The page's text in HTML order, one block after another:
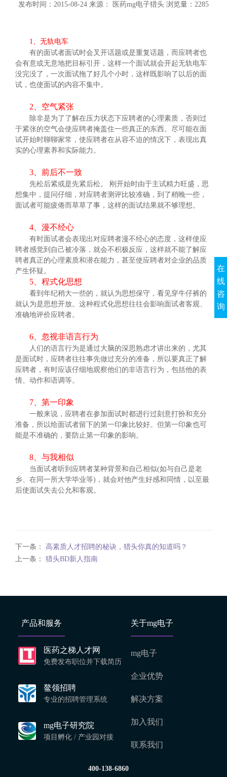
发布时间：2015-08-24 来源： 医药mg电子猎头 浏览量：2285
1、无轨电车
有的面试者面试时会叉开话题或是重复话题，而应聘者也
会有意或无意地把目标引开，这样一个面试就会开起无轨电车
没完没了，一次面试拖了好几个小时，这样既影响了以后的面
试，也使面试的内容不集中。
2、空气紧张
除非是为了了解在压力状态下应聘者的心理素质，否则过
于紧张的空气会使应聘者掩盖住一些真正的东西。尽可能在面
试开始时聊聊家常，使应聘者在从容不迫的情况下，表现出真
实的心理素养和实际能力。
3、前后不一致
先松后紧或是先紧后松。 刚开始时由于主试精力旺盛，思
想集中，提问仔细，对应聘者测评比较准确，到了稍晚一些，
面试者可能疲倦而草草了事，这样的面试结果就不够理想。
4、漫不经心
有时面试者会表现出对应聘者漫不经心的态度，这样使应
聘者感觉到自己被冷落，就会不积极反应，这样就不能了解应
聘者真正的心理素质和潜在能力，甚至使应聘者对企业的品质
产生怀疑。
5、程式化思想
看到年纪稍大一些的，就认为思想保守，看见穿牛仔裤的
就认为是思想开放。这种程式化思想往往会影响面试者客观、
准确地评价应聘者。
6、忽视非语言行为
人们的语言行为是通过大脑的深思熟虑才讲出来的，尤其
是面试时，应聘者往往事先做过充分的准备，所以要真正了解
应聘者，有时应该仔细地观察他们的非语言行为，包括他的表
情、动作和语调等。
7、第一印象
一般来说，应聘者在参加面试时都进行过刻意打扮和充分
准备，所以给面试者留下的第一印象比较好。但第一印象也可
能是不准确的，要防止第一印象的影响。
8、与我相似
当面试者听到应聘者某种背景和自己相似(如与自己是老
乡、在同一所大学毕业等)，就会对他产生好感和同情，以至最
后使面试失去公允和客观。
下一条： 高素质人才招聘的秘诀，猎头你真的知道吗？
上一条： 猎头BD新人指南
产品和服务
医药之梯人才网
免费发布职位并下载简历
鳌领招聘
专业的招聘管理系统
mg电子研究院
项目孵化 / 产业园对接
关于mg电子
mg电子
企业优势
解决方案
加入我们
联系我们
400-138-6860
在
线
咨
询